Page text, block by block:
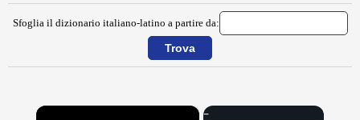
Sfoglia il dizionario italiano-latino a partire da:
×